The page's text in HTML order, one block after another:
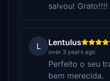
salvou! Grato!!!!
L Lentulus
over 3 years ago
Perfeito o seu
bem merecida.